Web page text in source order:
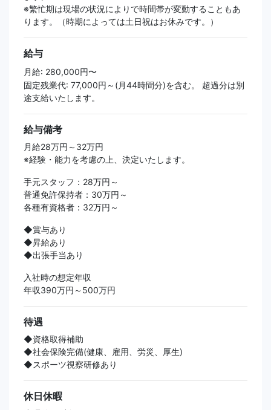
※繁忙期は現場の状況によりで時間帯が変動することもあ
ります。（時期によっては土日祝はお休みです。）
給与
月給: 280,000円〜
固定残業代: 77,000円～(月44時間分)を含む。 超過分は別
途支給いたします。
給与備考
月給28万円～32万円
※経験・能力を考慮の上、決定いたします。
手元スタッフ：28万円～
普通免許保持者：30万円～
各種有資格者：32万円～
◆賞与あり
◆昇給あり
◆出張手当あり
入社時の想定年収
年収390万円～500万円
待遇
◆資格取得補助
◆社会保険完備(健康、雇用、労災、厚生)
◆スポーツ視察研修あり
休日休暇